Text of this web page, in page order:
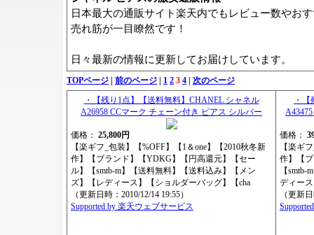
日本最大の通販サイト楽天内でもレビュー数やお
売れ筋が一目瞭然です！
日々最新の情報に更新してお届けしています。
TOPページ 前のページ 1 2 3 4
次のページ
・【残り1点】【送料無料】CHANEL シャネル
A26958 CCマーク チェーン付き ピアス シルバー
価格： 25,800円
【楽ギフ_包装】【%OFF】【1＆one】【2010秋冬新
作】【ブランド】【YDKG】【円高還元】【セー
ル】【smtb-m】【送料無料】【送料込み】【メン
ズ】【レディース】【ショルダーバッグ】【cha
（更新日時：2010/12/14 19:55）
Supported by 楽天ウェブサービス
・
価格：
【楽ギ
作】【
【
ディー
（更新